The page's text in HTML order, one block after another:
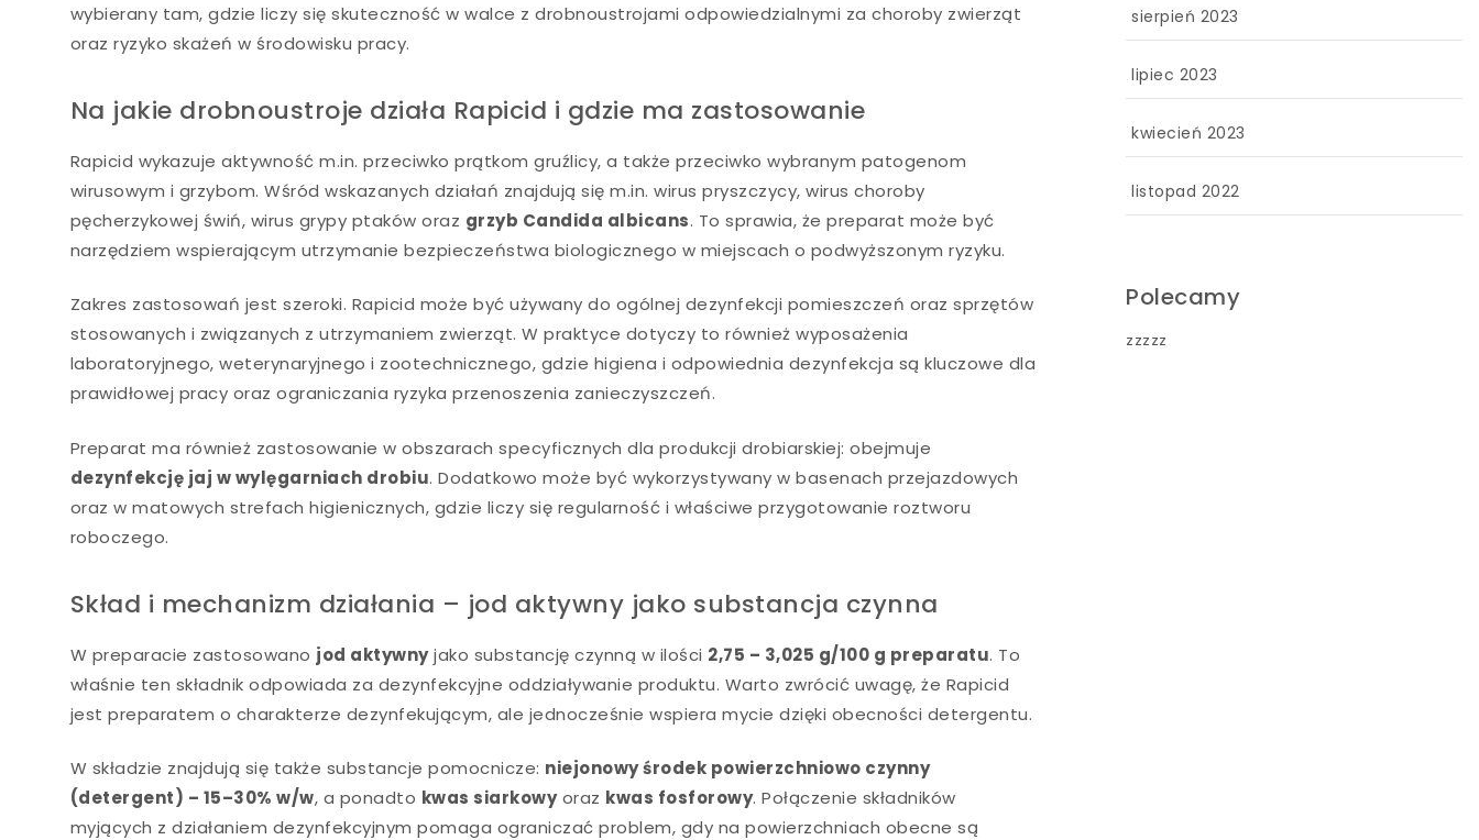
wybierany tam, gdzie liczy się skuteczność w walce z drobnoustrojami odpowiedzialnymi za choroby zwierząt
oraz ryzyko skażeń w środowisku pracy.
Na jakie drobnoustroje działa Rapicid i gdzie ma zastosowanie
Rapicid wykazuje aktywność m.in. przeciwko prątkom gruźlicy, a także przeciwko wybranym patogenom
wirusowym i grzybom. Wśród wskazanych działań znajdują się m.in. wirus pryszczycy, wirus choroby
pęcherzykowej świń, wirus grypy ptaków oraz grzyb Candida albicans. To sprawia, że preparat może być
narzędziem wspierającym utrzymanie bezpieczeństwa biologicznego w miejscach o podwyższonym ryzyku.
Zakres zastosowań jest szeroki. Rapicid może być używany do ogólnej dezynfekcji pomieszczeń oraz sprzętów
stosowanych i związanych z utrzymaniem zwierząt. W praktyce dotyczy to również wyposażenia
laboratoryjnego, weterynaryjnego i zootechnicznego, gdzie higiena i odpowiednia dezynfekcja są kluczowe dla
prawidłowej pracy oraz ograniczania ryzyka przenoszenia zanieczyszczeń.
Preparat ma również zastosowanie w obszarach specyficznych dla produkcji drobiarskiej: obejmuje
dezynfekcję jaj w wylęgarniach drobiu. Dodatkowo może być wykorzystywany w basenach przejazdowych
oraz w matowych strefach higienicznych, gdzie liczy się regularność i właściwe przygotowanie roztworu
roboczego.
Skład i mechanizm działania – jod aktywny jako substancja czynna
W preparacie zastosowano jod aktywnyjako substancję czynną w ilości 2,75 – 3,025 g/100 g preparatu. To
właśnie ten składnik odpowiada za dezynfekcyjne oddziaływanie produktu. Warto zwrócić uwagę, że Rapicid
jest preparatem o charakterze dezynfekującym, ale jednocześnie wspiera mycie dzięki obecności detergentu.
W składzie znajdują się także substancje pomocnicze: niejonowy środek powierzchniowo czynny
(detergent) – 15–30% w/w, a ponadto kwas siarkowyoraz kwas fosforowy. Połączenie składników
myjących z działaniem dezynfekcyjnym pomaga ograniczać problem, gdy na powierzchniach obecne są
sierpień 2023
lipiec 2023
kwiecień 2023
listopad 2022
Polecamy
zzzzz